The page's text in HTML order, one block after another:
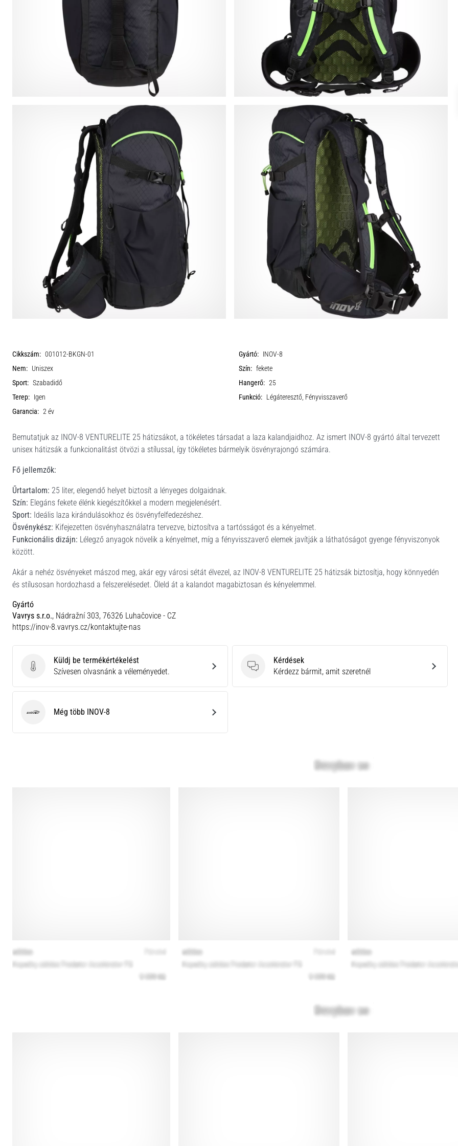
Cikkszám: 001012-BKGN-01 Gyártó: INOV-8
Nem: Uniszex Szín: fekete
Sport: Szabadidő Hangerő: 25
Terep: Igen Funkció: Légáteresztő, Fényvisszaverő
Garancia: 2 év
Bemutatjuk az INOV-8 VENTURELITE 25 hátizsákot, a tökéletes társadat a laza kalandjaidhoz. Az ismert INOV-8 gyártó által tervezett
unisex hátizsák a funkcionalitást ötvözi a stílussal, így tökéletes bármelyik ösvényrajongó számára.
Fő jellemzők:
Űrtartalom: 25 liter, elegendő helyet biztosít a lényeges dolgaidnak.
Szín: Elegáns fekete élénk kiegészítőkkel a modern megjelenésért.
Sport: Ideális laza kirándulásokhoz és ösvényfelfedezéshez.
Ösvénykész: Kifejezetten ösvényhasználatra tervezve, biztosítva a tartósságot és a kényelmet.
Funkcionális dizájn: Lélegző anyagok növelik a kényelmet, míg a fényvisszaverő elemek javítják a láthatóságot gyenge fényviszonyok
között.
Akár a nehéz ösvényeket mászod meg, akár egy városi sétát élvezel, az INOV-8 VENTURELITE 25 hátizsák biztosítja, hogy könnyedén
és stílusosan hordozhasd a felszerelésedet. Öleld át a kalandot magabiztosan és kényelemmel.
Gyártó
Vavrys s.r.o., Nádražní 303, 76326 Luhačovice - CZ
https://inov-8.vavrys.cz/kontaktujte-nas
Küldj be termékértékelést
Küldj be termékértékelést
Szívesen olvasnánk a véleményedet.
Kérdések
Kérdések
Kérdezz bármit, amit szeretnél
INOV-8Még több INOV-8